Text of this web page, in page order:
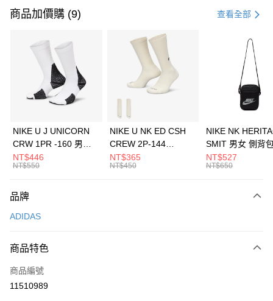
信用卡一次付款
3 期 0 利率 每期 21家銀行
合作金庫商業銀行
第一商業銀行
華南商業銀行
彰化商業銀行
上海商業儲蓄銀行
元大商業銀行
台灣樂天信用卡公司
Apple Pay
全盈+PAY
AFTEE先享後付
【關於「AFTEE先享後付」】
便利好安心！
３．安心：先確認商品／服務後，再付款。
【「AFTEE先享後付」結帳流程】
１．於結帳方式選擇「AFTEE先享後付」後，將跳轉至「AFTEE先享後付」
運送方式
每筆NT$100，滿NT$1,500(含以上)免運費
宅配
每筆NT$100，滿NT$1,500(含以上)免運費
商品加價購 (9) 查看全部
NIKE U J UNICORN
CRW 1PR -160 男女
中統襪 FZ3393100
NT$446
NT$550
NIKE U NK ED CSH
CREW 2P-144
EMBRDY 男女 短統襪
FZ3073133
NT$365
NT$450
NIKE NK
SMIT 男女 側背
BA5871010
NT$527
NT$650
品牌
ADIDAS
商品特色
商品編號
11510989